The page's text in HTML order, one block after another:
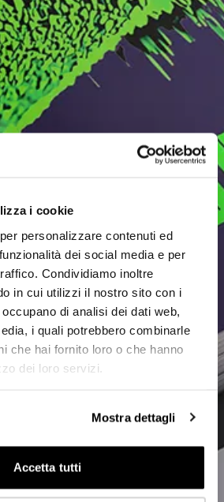
i cookie
personalizzare contenuti ed
dei social media e per
Condividiamo inoltre
in cui utilizzi il nostro sito con i
di analisi dei dati web,
i quali potrebbero combinarle
che hai fornito loro o che hanno
dei loro servizi.
Mostra dettagli
Accetta tutti
Planificateur
qui vous correspond le mieux
Planificateur
Suivant